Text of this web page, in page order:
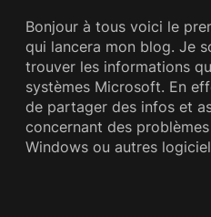
Bonjour à tous voici le
qui lancera mon blog. Je
trouver les informations
systèmes Microsoft. En
de partager des infos et
concernant des
Windows ou autres